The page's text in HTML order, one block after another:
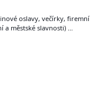
oslavy, večírky, firemní
a městské slavnosti) …